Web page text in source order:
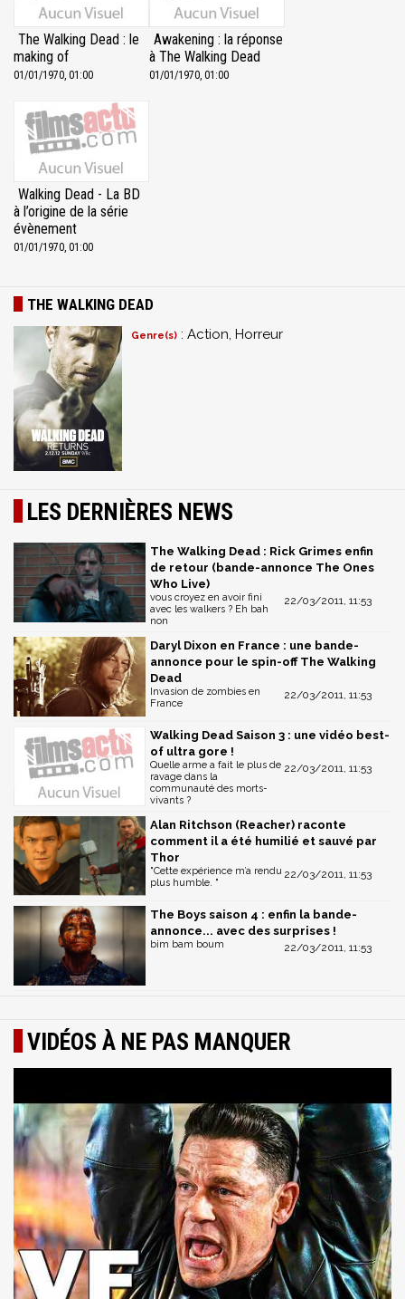
The Walking Dead : le
making of
01/01/1970, 01:00
Awakening : la réponse
à The Walking Dead
01/01/1970, 01:00
Walking Dead - La BD
à l’origine de la série
évènement
01/01/1970, 01:00
THE WALKING DEAD
Genre(s) : Action, Horreur
LES DERNIÈRES NEWS
The Walking Dead : Rick Grimes enfin
de retour (bande-annonce The Ones
Who Live)
22/03/2011, 11:53
vous croyez en avoir fini
avec les walkers ? Eh bah
non
Daryl Dixon en France : une bande-
annonce pour le spin-off The Walking
Dead
22/03/2011, 11:53
Invasion de zombies en
France
Walking Dead Saison 3 : une vidéo best-
of ultra gore !
22/03/2011, 11:53
Quelle arme a fait le plus de
ravage dans la
communauté des morts-
vivants ?
Alan Ritchson (Reacher) raconte
comment il a été humilié et sauvé par
Thor
22/03/2011, 11:53
"Cette expérience m’a rendu
plus humble. "
The Boys saison 4 : enfin la bande-
annonce... avec des surprises !
22/03/2011, 11:53
bim bam boum
VIDÉOS À NE PAS MANQUER